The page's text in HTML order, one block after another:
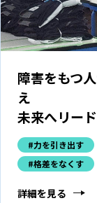
障害をもつ
え
未来へリー
#力を引き出す
#格差をなくす
詳細を見る